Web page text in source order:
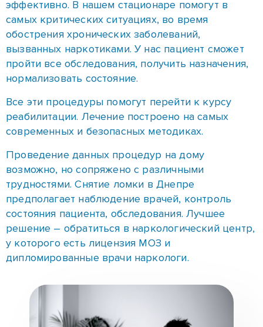
эффективно. В нашем стационаре помогут в
самых критических ситуациях, во время
обострения хронических заболеваний,
вызванных наркотиками. У нас пациент сможет
пройти все обследования, получить назначения,
нормализовать состояние.
Все эти процедуры помогут перейти к курсу
реабилитации. Лечение построено на самых
современных и безопасных методиках.
Проведение данных процедур на дому
возможно, но сопряжено с различными
трудностями. Снятие ломки в Днепре
предполагает наблюдение врачей, контроль
состояния пациента, обследования. Лучшее
решение – обратиться в наркологический центр,
у которого есть лицензия МОЗ и
дипломированные врачи наркологи.